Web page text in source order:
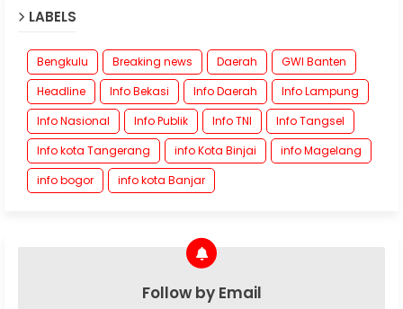
LABELS
Bengkulu Breaking news Daerah
GWI Banten
Headline
Info Bekasi Info Daerah
Info Lampung
Info Nasional
Info Publik Info TNI
Info Tangsel
Info kota Tangerang
info Kota Binjai
info Magelang
info bogor
info kota Banjar
Follow by Email